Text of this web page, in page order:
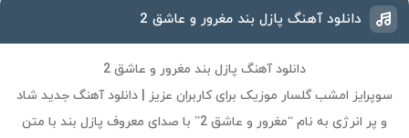
دانلود آهنگ پازل بند مغرور و عاشق 2
دانلود آهنگ پازل بند مغرور و عاشق 2
سوپرایز امشب گلسار موزیک برای کاربران عزیز | دانلود آهنگ جدید شاد
و پر انرژی به نام “مغرور و عاشق 2” با صدای معروف پازل بند با متن